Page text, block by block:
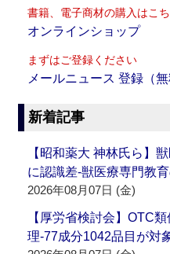
書籍、電子商材の購入はこ
オンラインショップ
まずはご登録ください
メールニュース 登録（無
新着記事
【昭和薬大 神林氏ら】
に認識差‐獣医療専門教
2026年08月07日 (金)
【厚労省検討会】OTC
理‐77成分1042品目が対